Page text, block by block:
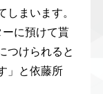
まいます。
に預けて貰
つけられると
」と依藤所